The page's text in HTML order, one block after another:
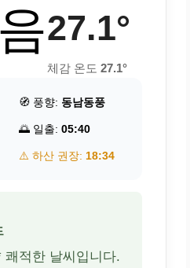
27.1°
체감 온도 27.1°
🧭 풍향: 동남동풍
🌅 일출: 05:40
⚠️ 하산 권장: 18:34
쾌적한 날씨입니다.